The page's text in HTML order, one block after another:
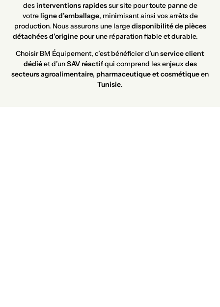
desinterventions rapidessur site pour toute panne de
votre ligne d’emballage, minimisant ainsi vos arrêts de
production. Nous assurons une largedisponibilité de pièces
détachées d’origine pour une réparation fiable et durable.
Choisir BM Équipement, c’est bénéficier d’unservice client
dédiéet d’unSAV réactifqui comprend les enjeuxdes
secteurs agroalimentaire, pharmaceutique et cosmétiqueen
Tunisie.